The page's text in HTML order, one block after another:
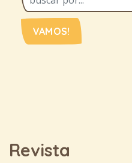
VAMOS!
Revista